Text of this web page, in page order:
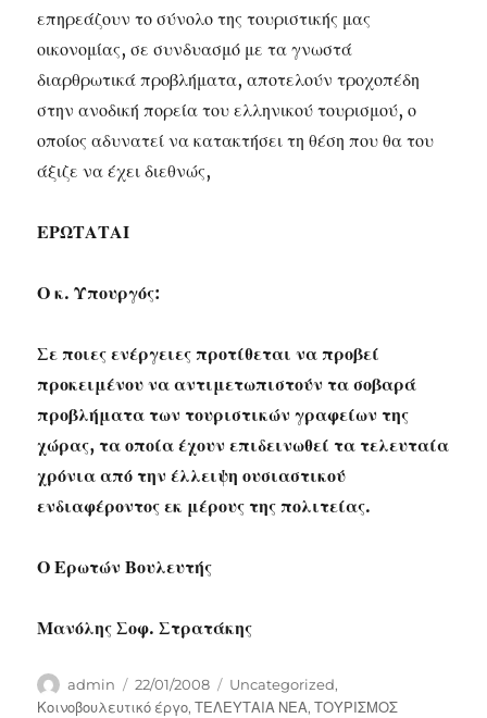
επηρεάζουν το σύνολο της τουριστικής μας
οικονομίας, σε συνδυασμό με τα γνωστά
διαρθρωτικά προβλήματα, αποτελούν τροχοπέδη
στην ανοδική πορεία του ελληνικού τουρισμού, ο
οποίος αδυνατεί να κατακτήσει τη θέση που θα του
άξιζε να έχει διεθνώς,
ΕΡΩΤΑΤΑΙ
Ο κ. Υπουργός:
Σε ποιες ενέργειες προτίθεται να προβεί
προκειμένου να αντιμετωπιστούν τα σοβαρά
προβλήματα των τουριστικών γραφείων της
χώρας, τα οποία έχουν επιδεινωθεί τα τελευταία
χρόνια από την έλλειψη ουσιαστικού
ενδιαφέροντος εκ μέρους της πολιτείας.
Ο Ερωτών Βουλευτής
Μανόλης Σοφ. Στρατάκης
Author
admin
Posted
on
22/01/2008 Categories
Uncategorized,
Κοινοβουλευτικό έργο,ΤΕΛΕΥΤΑΙΑ ΝΕΑ,ΤΟΥΡΙΣΜΟΣ